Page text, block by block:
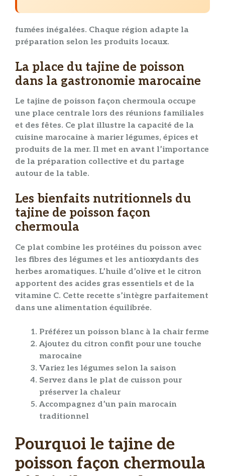
fumées inégalées. Chaque région adapte la
préparation selon les produits locaux.
La place du tajine de poisson
dans la gastronomie marocaine
Le tajine de poisson façon chermoula occupe
une place centrale lors des réunions familiales
et des fêtes. Ce plat illustre la capacité de la
cuisine marocaine à marierlégumes, épices et
produits de la mer. Il met en avant l’importance
de la préparation collective et du partage
autour de la table.
Les bienfaits nutritionnels du
tajine de poisson façon
chermoula
Ce plat combine les protéines du poisson avec
les fibres des légumes et les antioxydants des
herbes aromatiques. L’huile d’olive et le citron
apportent des acides gras essentiels et de la
vitamine C. Cette recette s’intègre parfaitement
dans une alimentation équilibrée.
Préférez un poisson blanc à la chair ferme
Ajoutez du citron confit pour une touche
marocaine
Variez les légumes selon la saison
Servez dans le plat de cuisson pour
préserver la chaleur
Accompagnez d’un pain marocain
traditionnel
Pourquoi le tajine de
poisson façon chermoula